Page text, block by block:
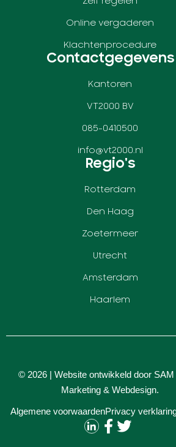
Online vergaderen
Klachtenprocedure
Contactgegevens
Kantoren
VT2000 BV
085-0410500
info@vt2000.nl
Regio's
Rotterdam
Den Haag
Zoetermeer
Utrecht
Amsterdam
Haarlem
© 2026 | Website ontwikkeld door SAM
Marketing & Webdesign.
Algemene voorwaardenPrivacy